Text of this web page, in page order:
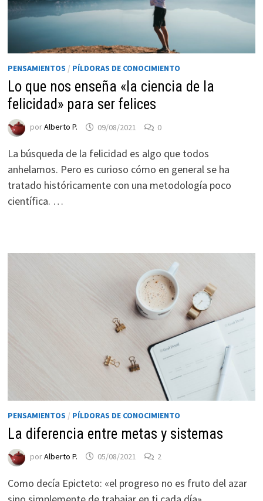
PENSAMIENTOS / PÍLDORAS DE CONOCIMIENTO
Lo que nos enseña «la ciencia de la
felicidad» para ser felices
porAlberto P. 09/08/2021 0
La búsqueda de la felicidad es algo que todos
anhelamos. Pero es curioso cómo en general se ha
tratado históricamente con una metodología poco
científica. …
PENSAMIENTOS / PÍLDORAS DE CONOCIMIENTO
La diferencia entre metas y sistemas
porAlberto P. 05/08/2021 2
Como decía Epicteto: «el progreso no es fruto del azar